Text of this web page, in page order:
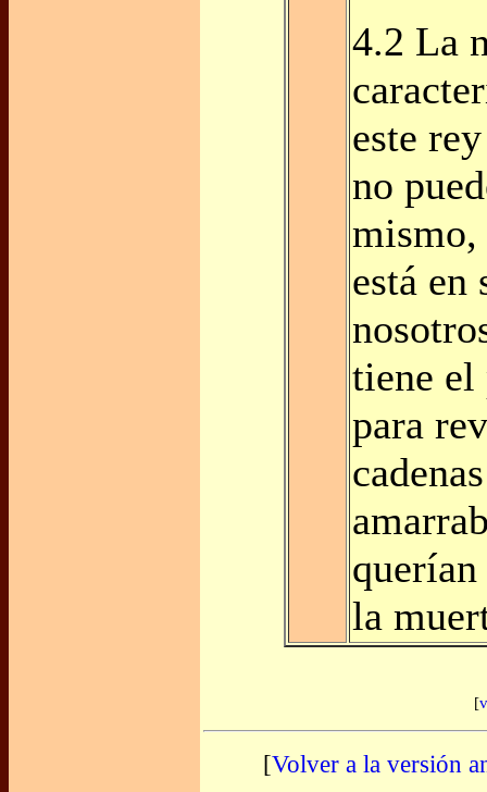
4.2 La
este
no
mismo,
está en
tiene el
para
la
[
[Volver a la versión